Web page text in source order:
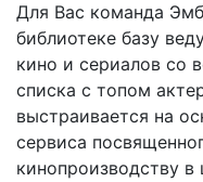
Для Вас команда
библиотеке базу
кино и сериалов со
списка с топом
выстраивается на
сервиса
кинопроизводству